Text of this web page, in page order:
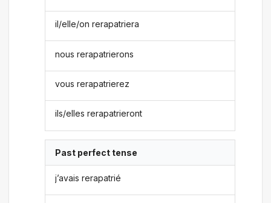
il/elle/on rerapatriera
nous rerapatrierons
vous rerapatrierez
ils/elles rerapatrieront
Past perfect tense
j’avais rerapatrié